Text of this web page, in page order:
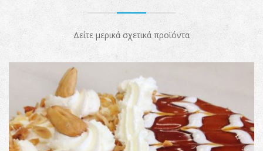
Δείτε μερικά σχετικά προϊόντα